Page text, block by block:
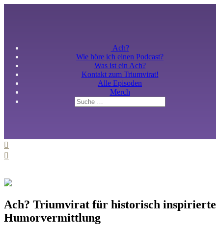
Ach?
Wie höre ich einen Podcast?
Was ist ein Ach?
Kontakt zum Triumvirat!
Alle Episoden
Merch
Ach? Triumvirat für historisch inspirierte
Humorvermittlung